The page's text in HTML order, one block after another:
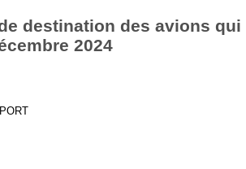
destination des avions
2024